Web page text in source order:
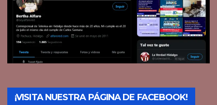
¡VISITA NUESTRA PÁGINA DE FACEBOOK!